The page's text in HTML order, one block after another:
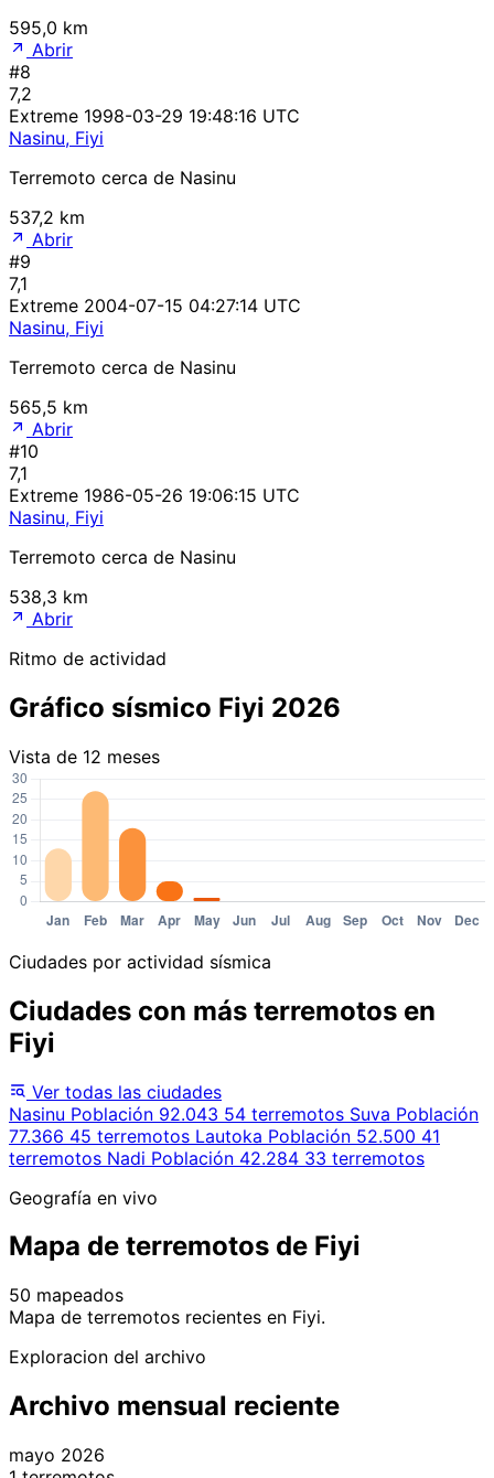
595,0 km
Abrir
#8
7,2
Extreme 1998-03-29 19:48:16 UTC
Nasinu, Fiyi
Terremoto cerca de Nasinu
537,2 km
Abrir
#9
7,1
Extreme 2004-07-15 04:27:14 UTC
Nasinu, Fiyi
Terremoto cerca de Nasinu
565,5 km
Abrir
#10
7,1
Extreme 1986-05-26 19:06:15 UTC
Nasinu, Fiyi
Terremoto cerca de Nasinu
538,3 km
Abrir
Ritmo de actividad
Gráfico sísmico Fiyi 2026
Vista de 12 meses
Ciudades por actividad sísmica
Ciudades con más terremotos en
Fiyi
Ver todas las ciudades
Nasinu Población 92.043 54 terremotos Suva Población
77.366 45 terremotos Lautoka Población 52.500 41
terremotos Nadi Población 42.284 33 terremotos
Geografía en vivo
Mapa de terremotos de Fiyi
50 mapeados
+
−
Mapa de terremotos recientes en Fiyi.
Exploracion del archivo
Archivo mensual reciente
mayo 2026